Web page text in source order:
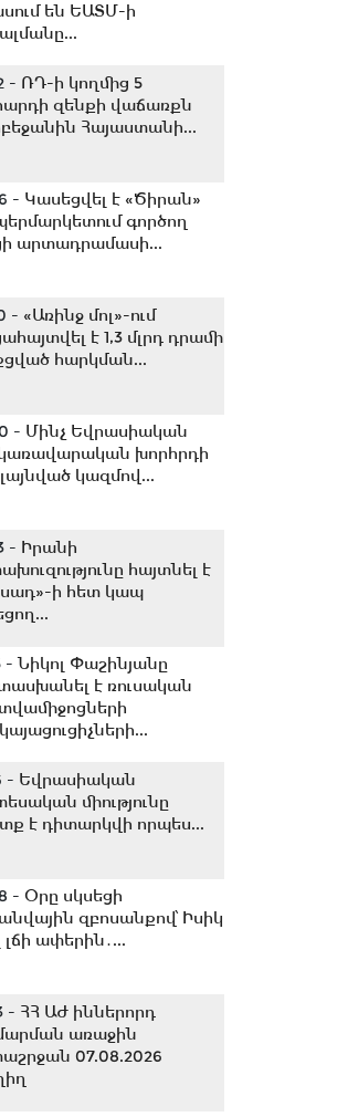
են ԵԱՏՄ-ի
- ՌԴ-ի կողմից 5
զենքի վաճառքն
Հայաստանի...
- Կասեցվել է «Ծիրան»
գործող
արտադրամասի...
- «Առինջ մոլ»-ում
է 1,3 մլրդ դրամի
հարկման...
- Մինչ Եվրասիական
խորհրդի
կազմով...
- Իրանի
հայտնել է
ի հետ կապ
-Նիկոլ Փաշինյանը
է ռուսական
- Եվրասիական
միությունը
է դիտարկվի որպես...
- Օրը սկսեցի
զբոսանքով՝ Իսիկ
լճի ափերին․...
- ՀՀ ԱԺ իններորդ
առաջին
07.08.2026